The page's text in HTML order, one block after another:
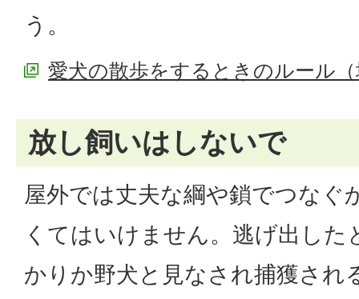
う。
愛犬の散歩をするときのルール
放し飼いはしないで
屋外では丈夫な綱や鎖でつなぐ
くてはいけません。逃げ出した
かりか野犬と見なされ捕獲され